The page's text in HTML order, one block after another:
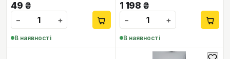
49 ₴
−
+
В наявності
1 198 ₴
−
+
В наявності